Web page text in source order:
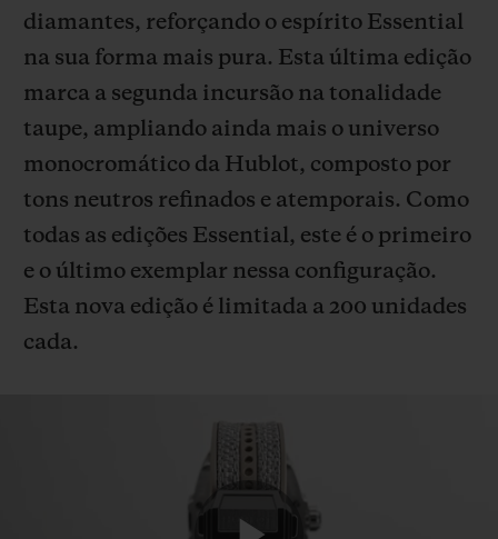
diamantes, reforçando o espírito Essential
na sua forma mais pura. Esta última edição
marca a segunda incursão na tonalidade
taupe, ampliando ainda mais o universo
monocromático da Hublot, composto por
tons neutros refinados e atemporais. Como
todas as edições Essential, este é o primeiro
e o último exemplar nessa configuração.
Esta nova edição é limitada a 200 unidades
cada.
ENCONTRAR UMA